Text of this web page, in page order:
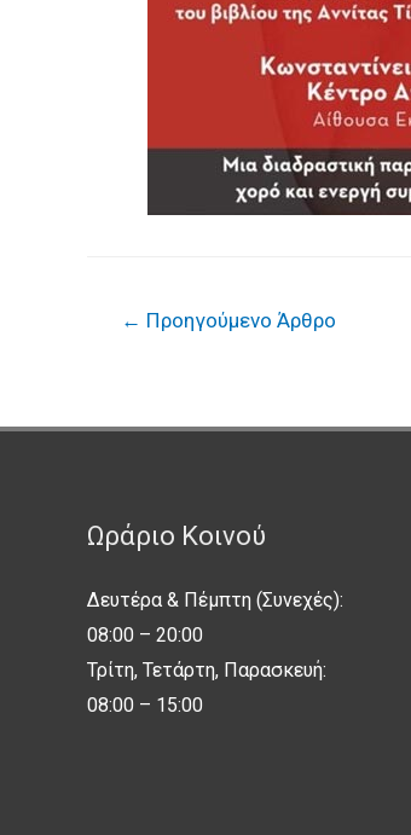
← Προηγούμενο Άρθρο
Ωράριο Κοινού
Δευτέρα & Πέμπτη (Συνεχές):
08:00 – 20:00
Τρίτη, Τετάρτη, Παρασκευή:
08:00 – 15:00